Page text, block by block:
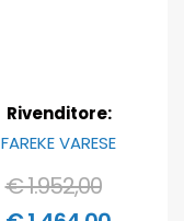
Rivenditore:
FAREKE VARESE
€ 1.952,00